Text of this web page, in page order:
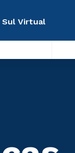
Sul Virtual